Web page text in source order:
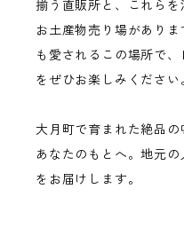
揃う直販所と、これら
お土産物売り場があり
も愛されるこの場所で
をぜひお楽しみください
大月町で育まれた絶品
あなたのもとへ。地元
をお届けします。